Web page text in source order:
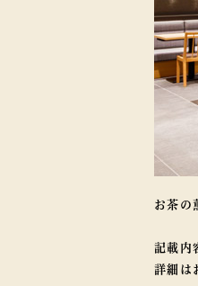
お茶の
記載内
詳細は